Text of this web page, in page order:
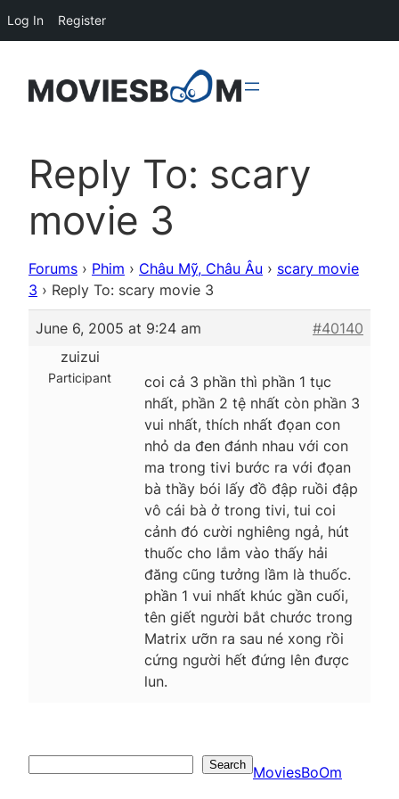
Reply To: scary
movie 3
Forums › Phim › Châu Mỹ, Châu Âu › scary movie
3 › Reply To: scary movie 3
June 6, 2005 at 9:24 am
#40140
zuizui
Participant
coi cả 3 phần thì phần 1 tục
nhất, phần 2 tệ nhất còn phần 3
vui nhất, thích nhất đọan con
nhỏ da đen đánh nhau với con
ma trong tivi bước ra với đọan
bà thầy bói lấy đồ đập ruồi đập
vô cái bà ở trong tivi, tui coi
cảnh đó cười nghiêng ngả, hút
thuốc cho lắm vào thấy hải
đăng cũng tưởng lầm là thuốc.
phần 1 vui nhất khúc gần cuối,
tên giết người bắt chước trong
Matrix ưỡn ra sau né xong rồi
cứng người hết đứng lên được
lun.
Search MoviesBoOm
Log In Register